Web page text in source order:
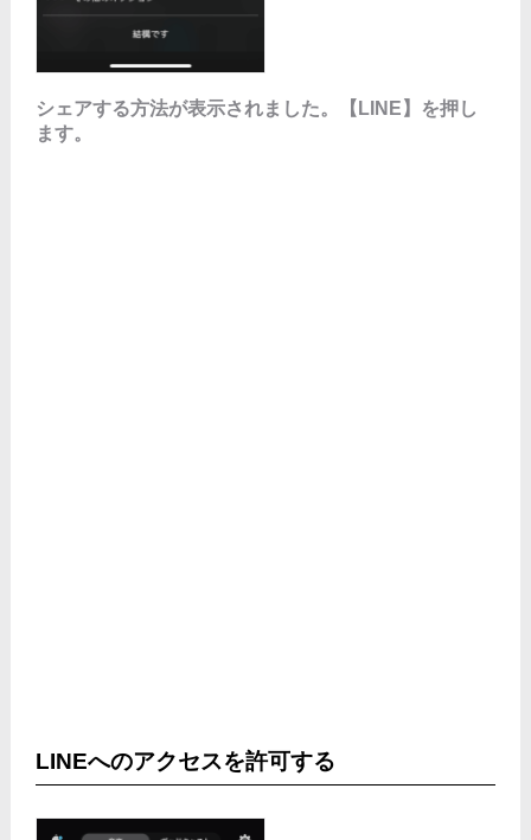
シェアする方法が表示されました。【LINE】を押し
ます。
LINEへのアクセスを許可する